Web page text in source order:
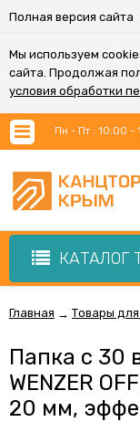
Полная версия сайта
Мы используем
сайта. Продолжая
условия обработки
Пн - Пт : 10:00 -
КАТАЛОГ
Главная → Товары
Папка с 30
WENZER
20 мм,